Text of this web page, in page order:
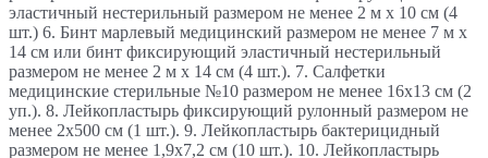
эластичный нестерильный размером не менее 2 м х 10 см (4
шт.) 6. Бинт марлевый медицинский размером не менее 7 м х
14 см или бинт фиксирующий эластичный нестерильный
размером не менее 2 м х 14 см (4 шт.). 7. Салфетки
медицинские стерильные №10 размером не менее 16х13 см (2
уп.). 8. Лейкопластырь фиксирующий рулонный размером не
менее 2х500 см (1 шт.). 9. Лейкопластырь бактерицидный
размером не менее 1,9х7,2 см (10 шт.). 10. Лейкопластырь